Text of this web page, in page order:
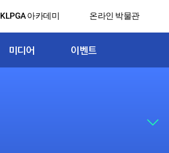
KLPGA 아카데미 온라인 박물관
미디어 이벤트